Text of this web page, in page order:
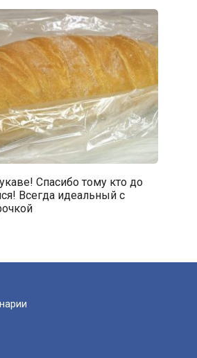
Спасибо тому кто до
Всегда идеальный с